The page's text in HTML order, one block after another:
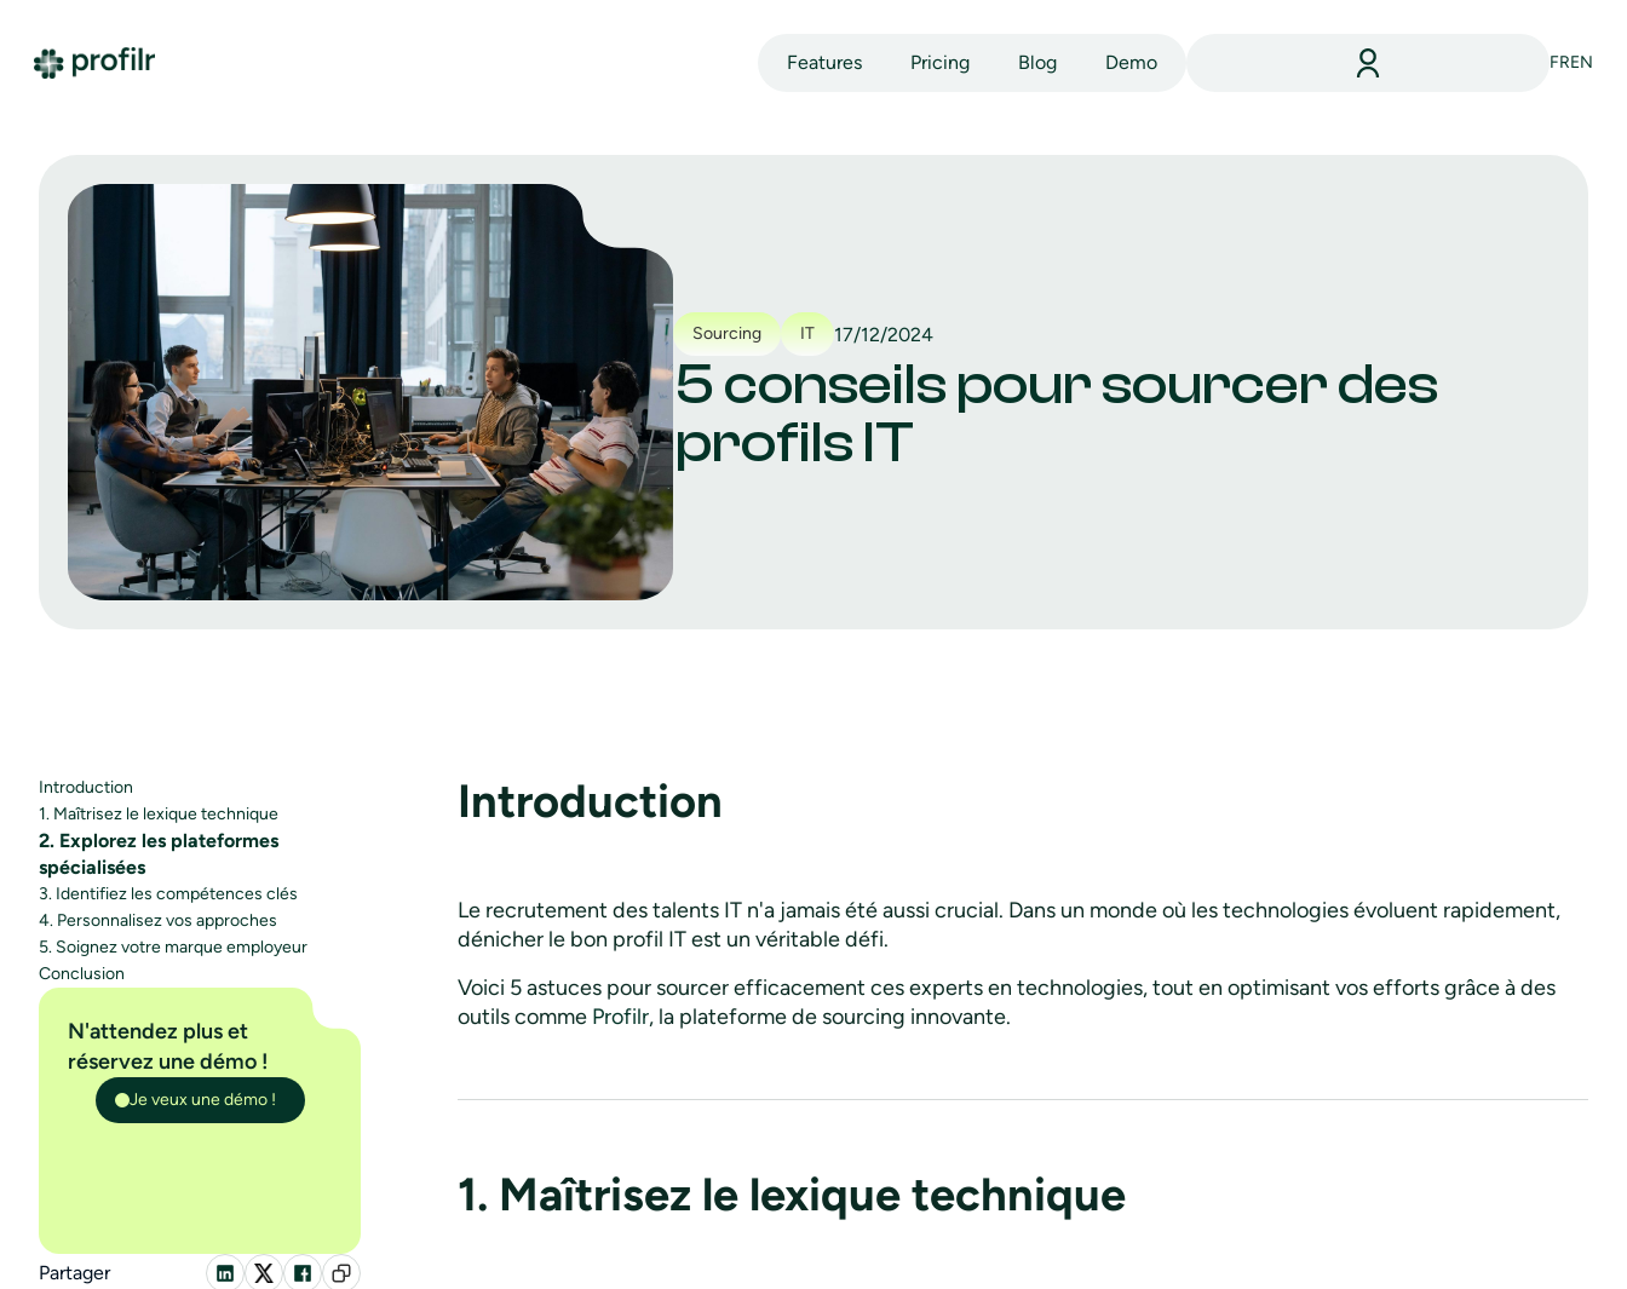
Features Pricing Blog Demo FREN
Sourcing IT 17/12/2024
5 conseils pour sourcer des
profils IT
Introduction
1. Maîtrisez le lexique technique
2. Explorez les plateformes
spécialisées
3. Identifiez les compétences clés
4. Personnalisez vos approches
5. Soignez votre marque employeur
Conclusion
N'attendez plus et
réservez une démo !
Je veux une démo !
Partager
Introduction
Le recrutement des talents IT n'a jamais été aussi crucial. Dans un monde où les technologies évoluent rapidement,
dénicher le bon profil IT est un véritable défi.
Voici 5 astuces pour sourcer efficacement ces experts en technologies, tout en optimisant vos efforts grâce à des
outils comme Profilr, la plateforme de sourcing innovante.
1. Maîtrisez le lexique technique